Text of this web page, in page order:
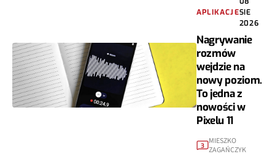
APLIKACJESIE
2026
Nagrywanie
rozmów
wejdzie na
nowy poziom.
To jedna z
nowości w
Pixelu 11
3
MIESZKO
ZAGAŃCZYK